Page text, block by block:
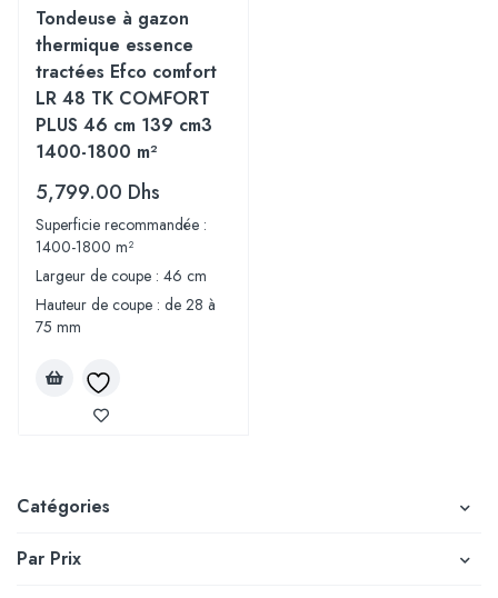
Catégories
Par Prix
Tondeuse à gazon
thermique essence
tractées Efco comfort
LR 48 TK COMFORT
PLUS 46 cm 139 cm3
1400-1800 m²
5,799.00 Dhs
Superficie recommandée :
1400-1800 m²
Largeur de coupe : 46 cm
Hauteur de coupe : de 28 à
75 mm